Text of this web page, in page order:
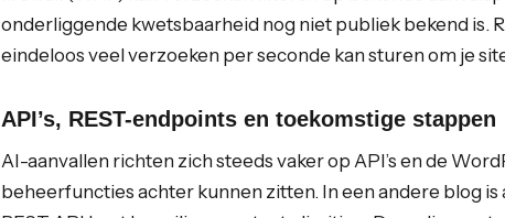
onderliggende kwetsbaarheid nog niet publiek bekend is.
eindeloos veel verzoeken per seconde kan sturen om je
API’s, REST-endpoints en toekomstige stappen
AI-aanvallen richten zich steeds vaker op API’s en de
beheerfuncties achter kunnen zitten. In een andere blog